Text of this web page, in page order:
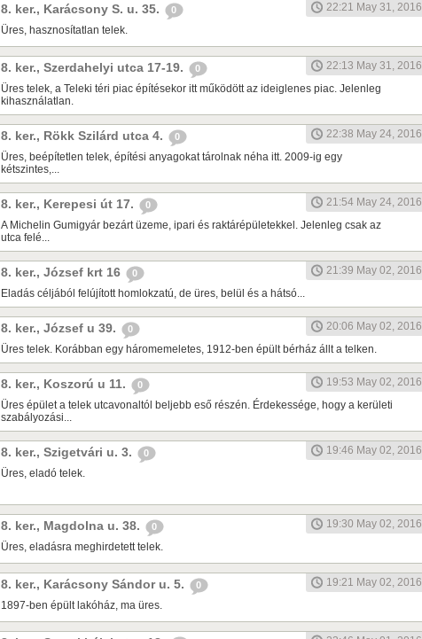
8. ker., Karácsony S. u. 35. 0
22:21 May 31, 2016
Üres, hasznosítatlan telek.
8. ker., Szerdahelyi utca 17-19. 0
22:13 May 31, 2016
Üres telek, a Teleki téri piac építésekor itt működött az ideiglenes piac. Jelenleg
kihasználatlan.
8. ker., Rökk Szilárd utca 4. 0
22:38 May 24, 2016
Üres, beépítetlen telek, építési anyagokat tárolnak néha itt. 2009-ig egy
kétszintes,...
8. ker., Kerepesi út 17. 0
21:54 May 24, 2016
A Michelin Gumigyár bezárt üzeme, ipari és raktárépületekkel. Jelenleg csak az
utca felé...
8. ker., József krt 16 0
21:39 May 02, 2016
Eladás céljából felújított homlokzatú, de üres, belül és a hátsó...
8. ker., József u 39. 0
20:06 May 02, 2016
Üres telek. Korábban egy háromemeletes, 1912-ben épült bérház állt a telken.
8. ker., Koszorú u 11. 0
19:53 May 02, 2016
Üres épület a telek utcavonaltól beljebb eső részén. Érdekessége, hogy a kerületi
szabályozási...
8. ker., Szigetvári u. 3. 0
19:46 May 02, 2016
Üres, eladó telek.
8. ker., Magdolna u. 38. 0
19:30 May 02, 2016
Üres, eladásra meghirdetett telek.
8. ker., Karácsony Sándor u. 5. 0
19:21 May 02, 2016
1897-ben épült lakóház, ma üres.